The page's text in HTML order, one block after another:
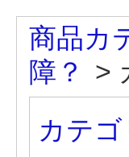
商品カ
障？
>
カテ